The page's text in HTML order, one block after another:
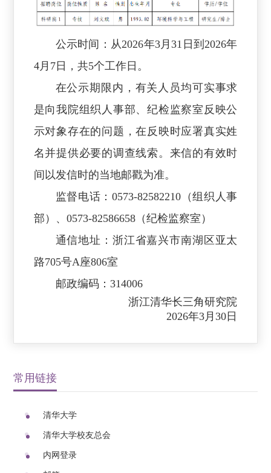
公示时间：从2026年3月31日到2026年
4月7日，共5个工作日。
在公示期限内，有关人员均可实事求
是向我院组织人事部、纪检监察室反映公
示对象存在的问题，在反映时应署真实姓
名并提供必要的调查线索。来信的有效时
间以发信时的当地邮戳为准。
监督电话：0573-82582210（组织人事
部）、0573-82586658（纪检监察室）
通信地址：浙江省嘉兴市南湖区亚太
路705号A座806室
邮政编码：314006
浙江清华长三角研究院
2026年3月30日
常用链接
清华大学
清华大学校友总会
内网登录